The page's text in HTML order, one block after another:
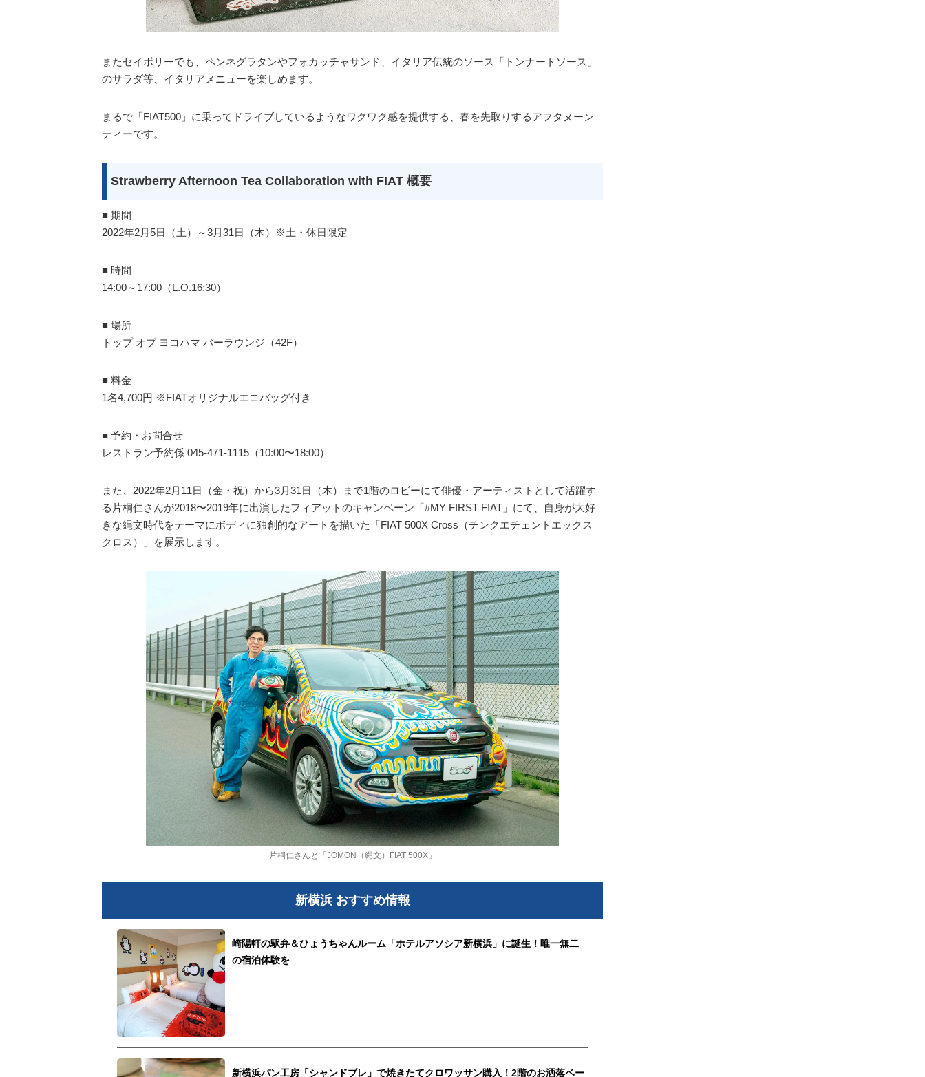
またセイボリーでも、ペンネグラタンやフォカッチャサンド、イタリア伝統のソース「トンナートソース」
のサラダ等、イタリアメニューを楽しめます。
まるで「FIAT500」に乗ってドライブしているようなワクワク感を提供する、春を先取りするアフタヌーン
ティーです。
Strawberry Afternoon Tea Collaboration with FIAT 概要
■ 期間
2022年2月5日（土）～3月31日（木）※土・休日限定
■ 時間
14:00～17:00（L.O.16:30）
■ 場所
トップ オブ ヨコハマ バーラウンジ（42F）
■ 料金
1名4,700円 ※FIATオリジナルエコバッグ付き
■ 予約・お問合せ
レストラン予約係 045-471-1115（10:00〜18:00）
また、2022年2月11日（金・祝）から3月31日（木）まで1階のロビーにて俳優・アーティストとして活躍す
る片桐仁さんが2018〜2019年に出演したフィアットのキャンペーン「#MY FIRST FIAT」にて、自身が大好
きな縄文時代をテーマにボディに独創的なアートを描いた「FIAT 500X Cross（チンクエチェントエックス
クロス）」を展示します。
片桐仁さんと「JOMON（縄文）FIAT 500X」
新横浜 おすすめ情報
崎陽軒の駅弁＆ひょうちゃんルーム「ホテルアソシア新横浜」に誕生！唯一無二
の宿泊体験を
新横浜パン工房「シャンドブレ」で焼きたてクロワッサン購入！2階のお洒落ベー